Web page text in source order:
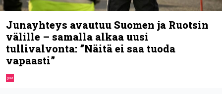
Junayhteys avautuu Suomen ja Ruotsin
välille – samalla alkaa uusi
tullivalvonta: ”Näitä ei saa tuoda
vapaasti”